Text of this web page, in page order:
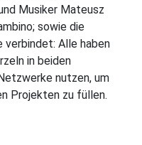
Musiker Mateusz
sowie die
verbindet: Alle haben
in beiden
nutzen, um
Projekten zu füllen.